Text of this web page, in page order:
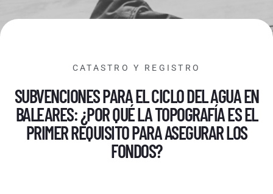
CATASTRO Y REGISTRO
SUBVENCIONES PARA EL CICLO DEL AGUA EN
BALEARES: ¿POR QUÉ LA TOPOGRAFÍA ES EL
PRIMER REQUISITO PARA ASEGURAR LOS
FONDOS?